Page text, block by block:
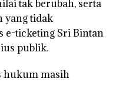
tak berubah, serta
yang tidak
e-ticketing Sri Bintan
publik.
hukum masih